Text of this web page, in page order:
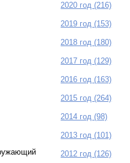
2020 год (216)
2019 год (153)
2018 год (180)
2017 год (129)
2016 год (163)
2015 год (264)
2014 год (98)
2013 год (101)
2012 год (126)